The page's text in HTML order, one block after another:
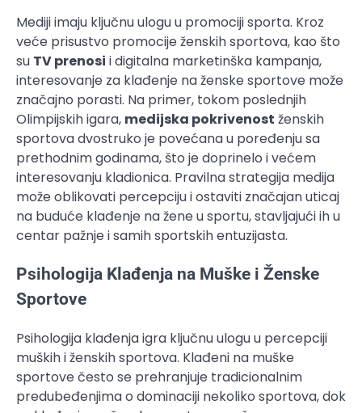
Mediji imaju ključnu ulogu u promociji sporta. Kroz
veće prisustvo promocije ženskih sportova, kao što
su TV prenosi i digitalna marketinška kampanja,
interesovanje za klađenje na ženske sportove može
značajno porasti. Na primer, tokom poslednjih
Olimpijskih igara, medijska pokrivenost ženskih
sportova dvostruko je povećana u poređenju sa
prethodnim godinama, što je doprinelo i većem
interesovanju kladionica. Pravilna strategija medija
može oblikovati percepciju i ostaviti značajan uticaj
na buduće klađenje na žene u sportu, stavljajući ih u
centar pažnje i samih sportskih entuzijasta.
Psihologija Klađenja na Muške i Ženske
Sportove
Psihologija klađenja igra ključnu ulogu u percepciji
muških i ženskih sportova. Klađeni na muške
sportove često se prehranjuje tradicionalnim
predubeđenjima o dominaciji nekoliko sportova, dok